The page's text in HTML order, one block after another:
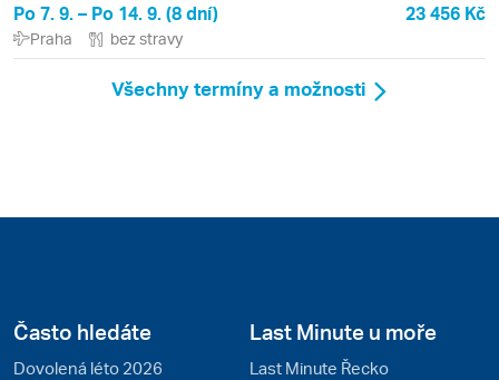
Po 7. 9. – Po 14. 9. (8 dní) 23 456 Kč
Praha bez stravy
Všechny termíny a možnosti
Často hledáte
Dovolená léto 2026
Last Minute u moře
Last Minute Řecko